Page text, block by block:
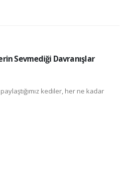
Sevmediği Davranışlar
kediler, her ne kadar